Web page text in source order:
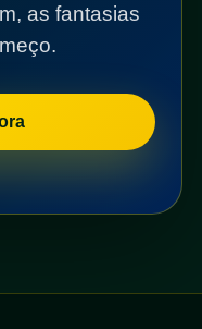
as fantasias